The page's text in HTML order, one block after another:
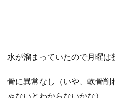
水が溜まっていたので月曜は
骨に異常なし（いや、軟骨削
ゃないとわからないかな）